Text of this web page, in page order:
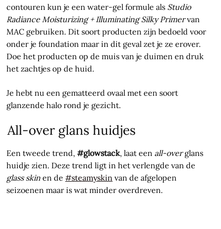
contouren kun je een water-gel formule als Studio
Radiance Moisturizing + Illuminating Silky Primervan
MAC gebruiken. Dit soort producten zijn bedoeld voor
onder je foundation maar in dit geval zet je ze erover.
Doe het producten op de muis van je duimen en druk
het zachtjes op de huid.
Je hebt nu een gematteerd ovaal met een soort
glanzende halo rond je gezicht.
All-over glans huidjes
Een tweede trend,#glowstack, laat een all-overglans
huidje zien. Deze trend ligt in het verlengde van de
glass skin en de#steamyskin van de afgelopen
seizoenen maar is wat minder overdreven.